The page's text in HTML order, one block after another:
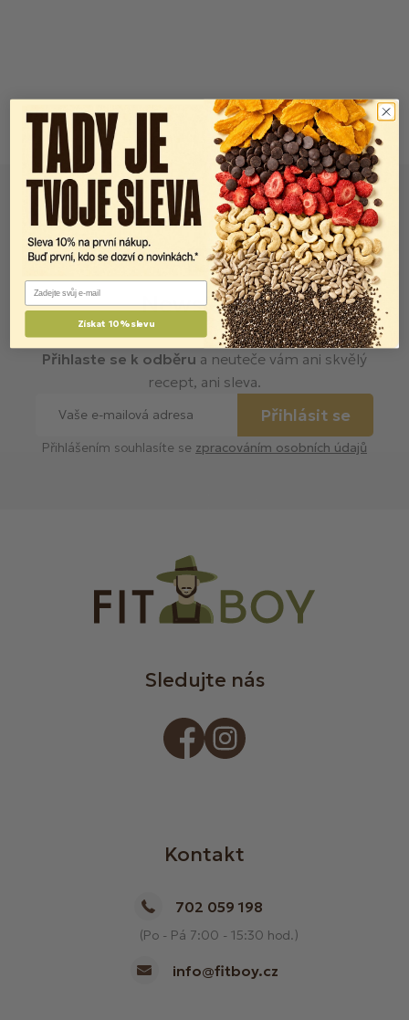
Newsletter
FITlettery do vaší schránky.
Přihlaste se k odběru a neuteče vám ani skvělý
recept, ani sleva.
Přihlásit se
Přihlášením souhlasíte se zpracováním osobních údajů
Sledujte nás
Kontakt
702 059 198
(Po - Pá 7:00 - 15:30 hod.)
info@fitboy.cz
Email
Získat 10% slevu